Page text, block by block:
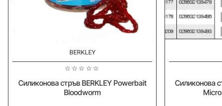
BERKLEY
Силиконова стръв BERKLEY Powerbait
Bloodworm
Силиконова